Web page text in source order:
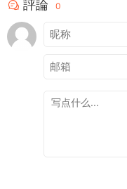
評論 0